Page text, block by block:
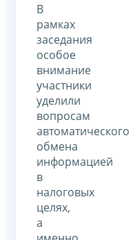
В
рамках
заседания
особое
внимание
участники
уделили
вопросам
автоматического
обмена
информацией
в
налоговых
целях,
а